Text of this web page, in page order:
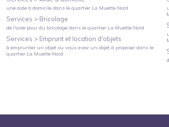
une aide à domicile dans le quartier La Muette Nord
Services > Bricolage
de l'aide pour du bricolage dans le quartier La Muette Nord
Services > Emprunt et location d'objets
à emprunter un objet ou vous avez un objet à proposer dans le
quartier La Muette Nord